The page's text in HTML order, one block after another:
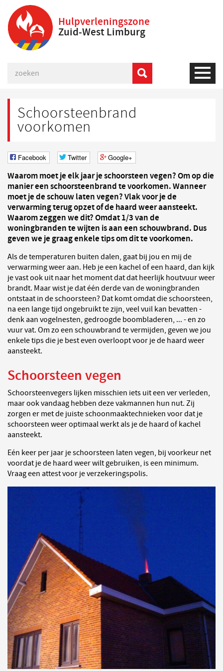
Hulpverleningszone
Zuid-West Limburg
Schoorsteenbrand
voorkomen
Facebook Twitter Google+
Waarom moet je elk jaar je schoorsteen vegen? Om op die
manier een schoorsteenbrand te voorkomen. Wanneer
moet je de schouw laten vegen? Vlak voor je de
verwarming terug opzet of de haard weer aansteekt.
Waarom zeggen we dit? Omdat 1/3 van de
woningbranden te wijten is aan een schouwbrand. Dus
geven we je graag enkele tips om dit te voorkomen.
Als de temperaturen buiten dalen, gaat bij jou en mij de
verwarming weer aan. Heb je een kachel of een haard, dan kijk
je vast ook uit naar het moment dat dat heerlijk houtvuur weer
brandt. Maar wist je dat één derde van de woningbranden
ontstaat in de schoorsteen? Dat komt omdat die schoorsteen,
na een lange tijd ongebruikt te zijn, veel vuil kan bevatten -
denk aan vogelnesten, gedroogde boombladeren, ... - en zo
vuur vat. Om zo een schouwbrand te vermijden, geven we jou
enkele tips die je best even overloopt voor je de haard weer
aansteekt.
Schoorsteen vegen
Schoorsteenvegers lijken misschien iets uit een ver verleden,
maar ook vandaag hebben deze vakmannen hun nut. Zij
zorgen er met de juiste schoonmaaktechnieken voor dat je
schoorsteen weer optimaal werkt als je de haard of kachel
aansteekt.
Eén keer per jaar je schoorsteen laten vegen, bij voorkeur net
voordat je de haard weer wilt gebruiken, is een minimum.
Vraag een attest voor je verzekeringspolis.